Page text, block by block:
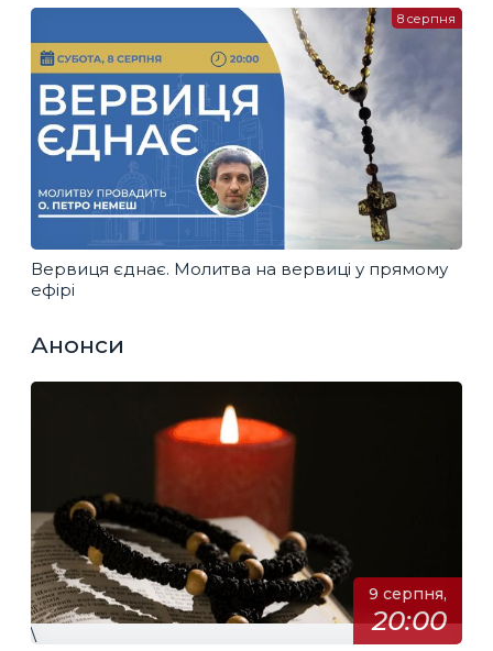
Вервиця єднає. Молитва на вервиці у прямому
ефірі
8 серпня
Анонси
9 серпня,
20:00
\